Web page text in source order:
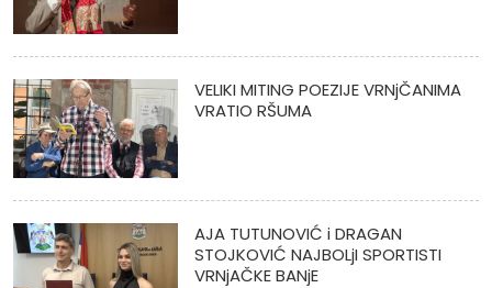
VELIKI MITING POEZIJE VRNjČANIMA
VRATIO RŠUMA
AJA TUTUNOVIĆ i DRAGAN
STOJKOVIĆ NAJBOLjI SPORTISTI
VRNjAČKE BANjE